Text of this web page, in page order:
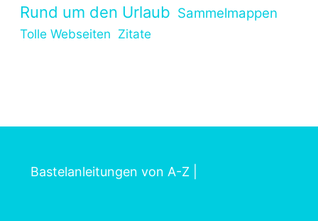
Rund um den Urlaub Sammelmappen
Tolle Webseiten Zitate
Bastelanleitungen von A-Z